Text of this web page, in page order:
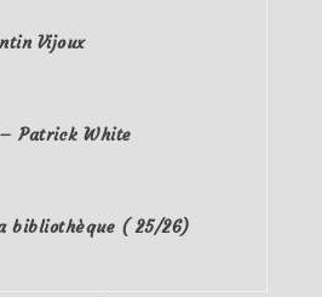
Vijoux
– Patrick White
bibliothèque ( 25/26)